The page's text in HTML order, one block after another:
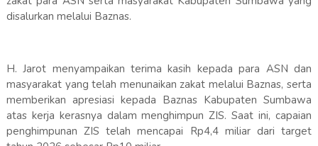
disalurkan melalui Baznas.
H. Jarot menyampaikan terima kasih kepada para ASN dan
masyarakat yang telah menunaikan zakat melalui Baznas, serta
memberikan apresiasi kepada Baznas Kabupaten Sumbawa
atas kerja kerasnya dalam menghimpun ZIS. Saat ini, capaian
penghimpunan ZIS telah mencapai Rp4,4 miliar dari target